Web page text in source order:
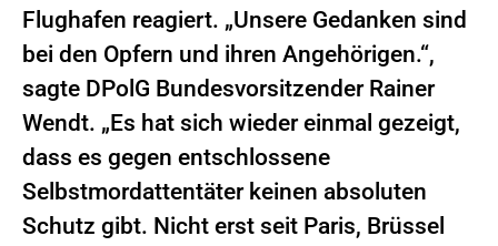
Flughafen reagiert. „Unsere Gedanken sind
bei den Opfern und ihren Angehörigen.“,
sagte DPolG Bundesvorsitzender Rainer
Wendt. „Es hat sich wieder einmal gezeigt,
dass es gegen entschlossene
Selbstmordattentäter keinen absoluten
Schutz gibt. Nicht erst seit Paris, Brüssel